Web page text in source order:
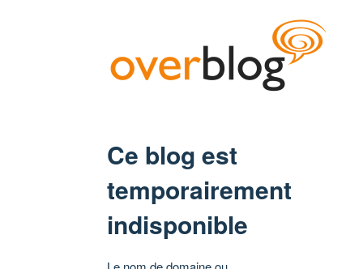
Ce blog est
temporairement
indisponible